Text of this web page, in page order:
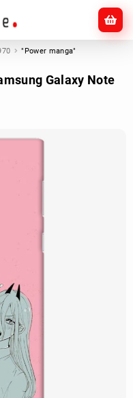
"Power manga"
Galaxy Note